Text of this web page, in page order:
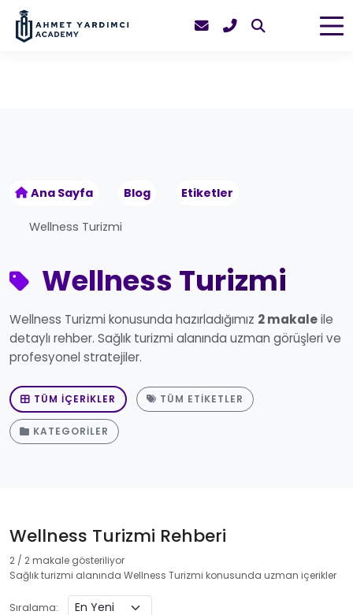
Ana Sayfa Blog Etiketler
Wellness Turizmi
Wellness Turizmi
Wellness Turizmi konusunda hazırladığımız 2 makaleile
detaylı rehber. Sağlık turizmi alanında uzman görüşleri ve
profesyonel stratejiler.
TÜM İÇERIKLER TÜM ETIKETLER
KATEGORILER
Wellness Turizmi Rehberi
2 / 2 makale gösteriliyor
Sağlık turizmi alanında Wellness Turizmi konusunda uzman içerikler
Sıralama: